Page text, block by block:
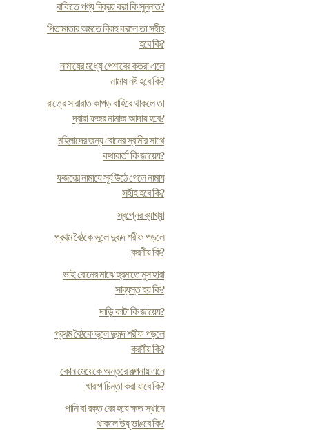
বাকিতে পণ্য বিক্রয় করা কি সুন্নাত?
পিতামাতার অমতে বিবাহ করলে তা সহীহ
হবে কি?
নামাযের মধ্যে পেশাবের কতরা এলে
নামায নষ্ট হবে কি?
রাত্রে সারারাত কাপড় বাহিরে থাকলে তা
দ্বারা ফজর নামাজ আদায় হবে?
মহিলাদের জন্য বোনের স্বামীর সাথে
কথাবার্তা কি জায়েয?
ফজরের নামাযে সূর্য উঠে গেলে নামায
সহীহ হবে কি?
স্বপ্নের ব্যাখ্যা
প্রথম বৈঠকে ভুলে দুরূদ শরীফ পড়লে
করণীয় কি?
ভাই বোনের মাঝে হুরমাতে মুসাহারা
সাব্যস্ত হয় কি?
দাড়ি কাটা কি জায়েয?
প্রথম বৈঠকে ভুলে দুরূদ শরীফ পড়লে
করণীয় কি?
কোন মেয়েকে অন্তরে কল্পনায় এনে
খারাপ চিন্তা করা যাবে কি?
পানি বা রক্ত বের হয়ে ক্ষত স্থানে
থাকলে উযূ ভাঙবে কি?